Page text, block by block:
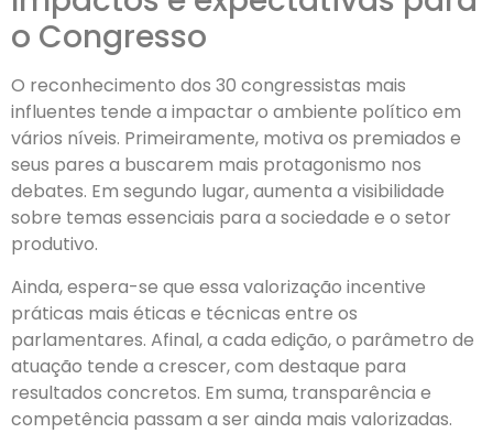
o Congresso
O reconhecimento dos 30 congressistas mais
influentes tende a impactar o ambiente político em
vários níveis. Primeiramente, motiva os premiados e
seus pares a buscarem mais protagonismo nos
debates. Em segundo lugar, aumenta a visibilidade
sobre temas essenciais para a sociedade e o setor
produtivo.
Ainda, espera-se que essa valorização incentive
práticas mais éticas e técnicas entre os
parlamentares. Afinal, a cada edição, o parâmetro de
atuação tende a crescer, com destaque para
resultados concretos. Em suma, transparência e
competência passam a ser ainda mais valorizadas.